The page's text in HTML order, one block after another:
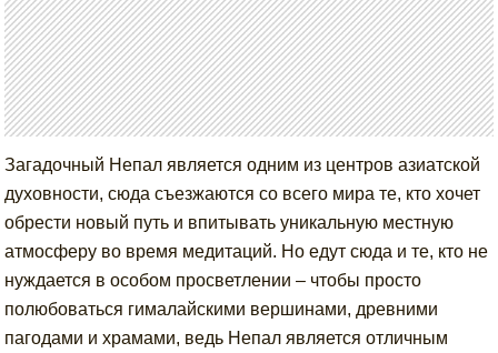
Загадочный Непал является одним из центров азиатской
духовности, сюда съезжаются со всего мира те, кто хочет
обрести новый путь и впитывать уникальную местную
атмосферу во время медитаций. Но едут сюда и те, кто не
нуждается в особом просветлении – чтобы просто
полюбоваться гималайскими вершинами, древними
пагодами и храмами, ведь Непал является отличным